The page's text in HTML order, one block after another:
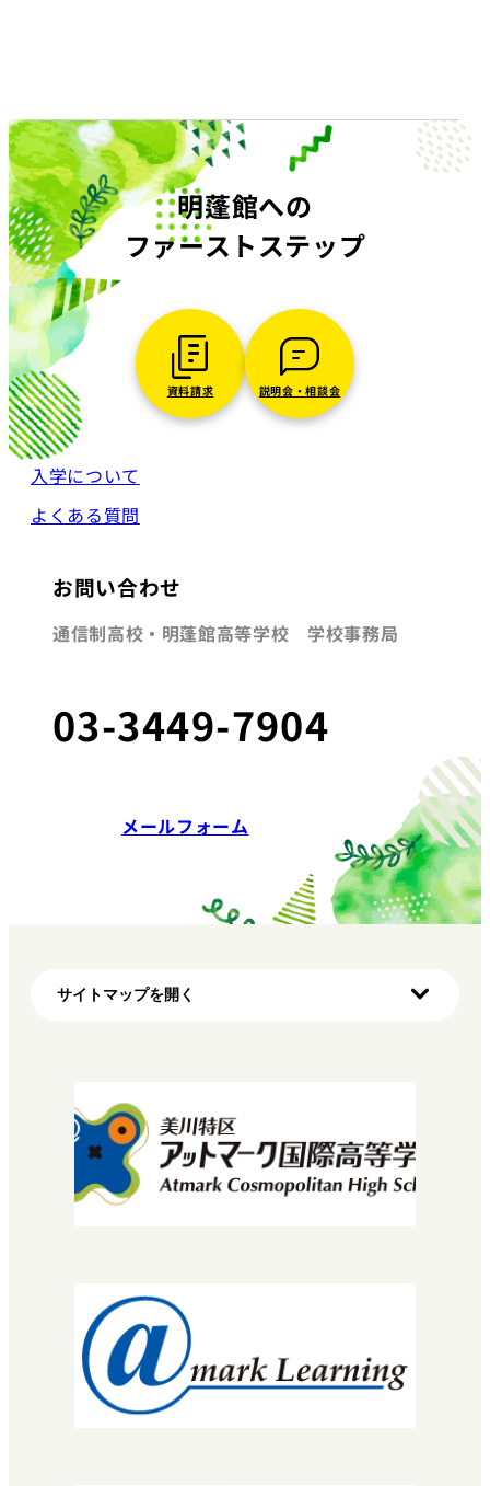
明蓬館への
ファーストステップ
資料請求 説明会・相談会
入学について
よくある質問
お問い合わせ
通信制高校・明蓬館高等学校 学校事務局
03-3449-7904
メールフォーム
サイトマップを開く
初めての方へ（明蓬館高校の特徴）
学び方
マイプロ
先生・コーチについて
バレエ・ダンサーコース
SNEC（スペシャルニーズ）
STEC
EuLa明蓬館中等部
スクールライフ